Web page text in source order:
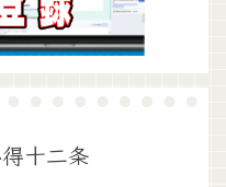
十二条